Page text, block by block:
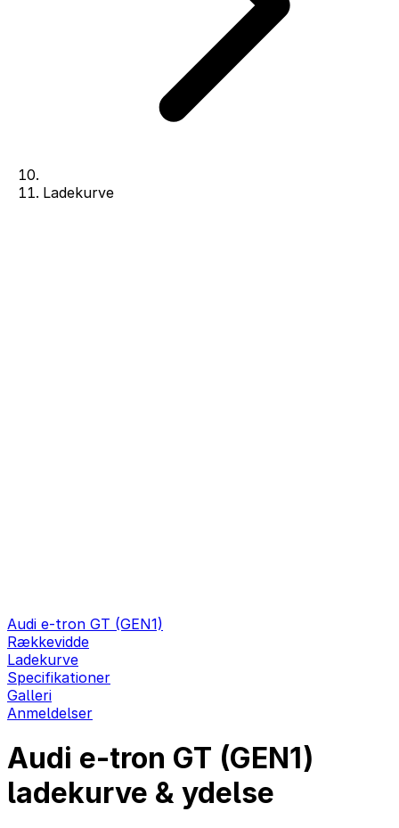
Ladekurve
Audi e-tron GT (GEN1)
Rækkevidde
Ladekurve
Specifikationer
Galleri
Anmeldelser
Audi e-tron GT (GEN1)
ladekurve & ydelse